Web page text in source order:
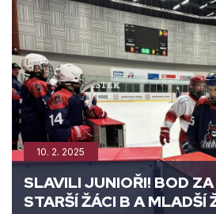
10. 2. 2025
SLAVILI JUNIOŘI! BOD
STARŠÍ ŽÁCI B A MLADŠÍ